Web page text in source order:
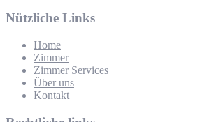
Nützliche Links
Home
Zimmer
Zimmer Services
Über uns
Kontakt